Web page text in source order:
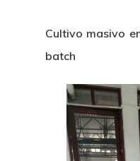
Cultivo masivo
batch